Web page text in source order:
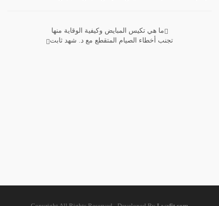
تصفّح
ما هي تكيس المبايض وكيفية الوقاية منها
تجنب أخطاء الصيام المتقطع مع د. شهد ثابت